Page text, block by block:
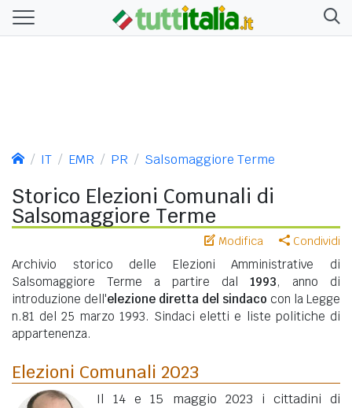
IT EMR PR Salsomaggiore Terme
Storico Elezioni Comunali di
Salsomaggiore Terme
Modifica Condividi
Archivio storico delle Elezioni Amministrative di
Salsomaggiore Terme a partire dal 1993, anno di
introduzione dell'elezione diretta del sindaco con la Legge
n.81 del 25 marzo 1993. Sindaci eletti e liste politiche di
appartenenza.
Elezioni Comunali 2023
Il 14 e 15 maggio 2023 i cittadini di